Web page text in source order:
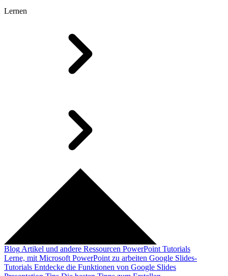
Lernen
Blog Artikel und andere Ressourcen PowerPoint Tutorials
Lerne, mit Microsoft PowerPoint zu arbeiten Google Slides-
Tutorials Entdecke die Funktionen von Google Slides